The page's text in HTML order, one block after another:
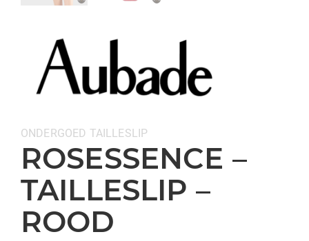
Categorieën:
ONDERGOED TAILLESLIP
ROSESSENCE –
TAILLESLIP –
ROOD